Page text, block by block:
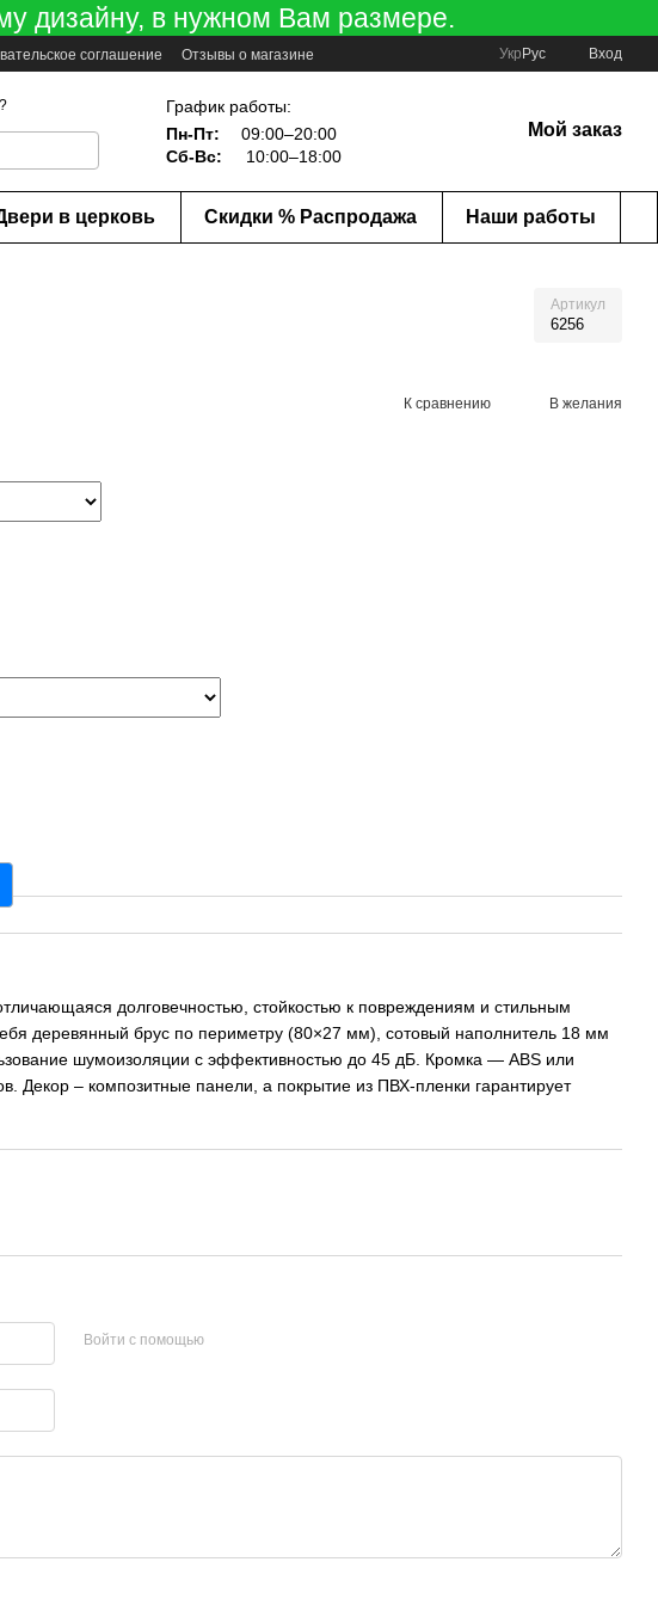
дизайну, в нужном Вам размере.
соглашение Отзывы о магазине Укр Рус Вход
График работы:
Пн-Пт:
09:00–20:00
Сб-Вс:
10:00–18:00
Мой заказ
в церковь Скидки % Распродажа Наши работы
Артикул
6256
К сравнению В желания
долговечностью, стойкостью к повреждениям и стильным
деревянный брус по периметру (80×27 мм), сотовый наполнитель 18 мм
шумоизоляции с эффективностью до 45 дБ. Кромка — ABS или
Декор – композитные панели, а покрытие из ПВХ-пленки гарантирует
Войти с помощью